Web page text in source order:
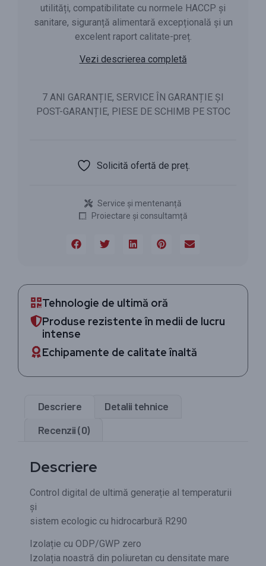
utilități, compatibilitate cu normele HACCP și
sanitare, siguranță alimentară excepțională și un
excelent raport calitate-preț.
Vezi descrierea completă
7 ANI GARANȚIE, SERVICE ÎN GARANȚIE ȘI
POST-GARANȚIE, PIESE DE SCHIMB PE STOC
Solicită ofertă de preț.
Service și mentenanță
Proiectare și consultamță
Tehnologie de ultimă oră
Produse rezistente în medii de lucru
intense
Echipamente de calitate înaltă
Descriere
Detalii tehnice
Recenzii (0)
Descriere
Control digital de ultimă generație al temperaturii
și
sistem ecologic cu hidrocarbură R290
Izolație cu ODP/GWP zero
Izolația noastră din poliuretan cu densitate mare